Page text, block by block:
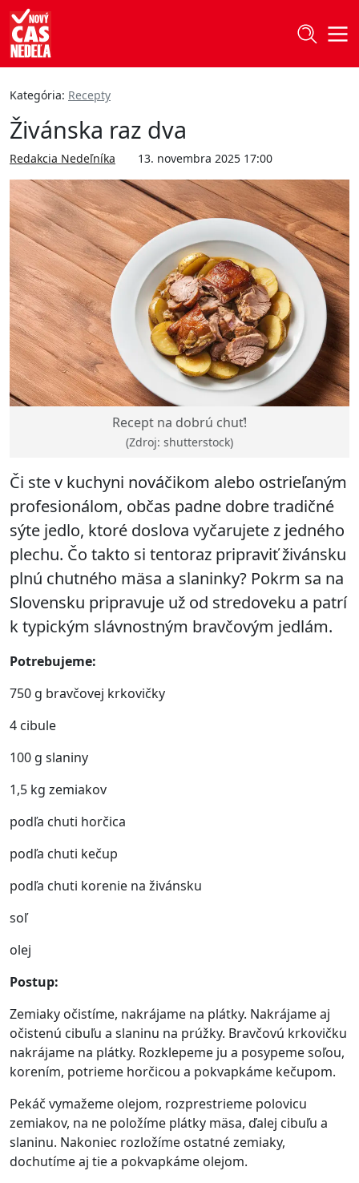
Kategória: Recepty
Živánska raz dva
Redakcia Nedeľníka 13. novembra 2025 17:00
Recept na dobrú chuť!
(Zdroj: shutterstock)
Či ste v kuchyni nováčikom alebo ostrieľaným
profesionálom, občas padne dobre tradičné
sýte jedlo, ktoré doslova vyčarujete z jedného
plechu. Čo takto si tentoraz pripraviť živánsku
plnú chutného mäsa a slaninky? Pokrm sa na
Slovensku pripravuje už od stredoveku a patrí
k typickým slávnostným bravčovým jedlám.
Potrebujeme:
750 g bravčovej krkovičky
4 cibule
100 g slaniny
1,5 kg zemiakov
podľa chuti horčica
podľa chuti kečup
podľa chuti korenie na živánsku
soľ
olej
Postup:
Zemiaky očistíme, nakrájame na plátky. Nakrájame aj
očistenú cibuľu a slaninu na prúžky. Bravčovú krkovičku
nakrájame na plátky. Rozklepeme ju a posypeme soľou,
korením, potrieme horčicou a pokvapkáme kečupom.
Pekáč vymažeme olejom, rozprestrieme polovicu
zemiakov, na ne položíme plátky mäsa, ďalej cibuľu a
slaninu. Nakoniec rozložíme ostatné zemiaky,
dochutíme aj tie a pokvapkáme olejom.